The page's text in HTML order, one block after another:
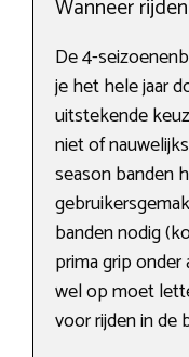
Wanneer
De 4-
je het hele jaar
uitstekende
niet of
season banden
banden nodig
prima grip
wel op moet
voor rijden in de